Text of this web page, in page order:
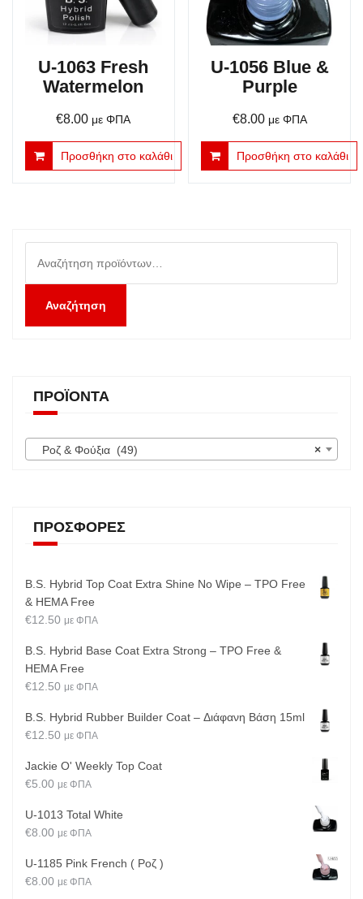
U-1063 Fresh
Watermelon
€8.00 με ΦΠΑ
Προσθήκη στο καλάθι
U-1056 Blue &
Purple
€8.00 με ΦΠΑ
Προσθήκη στο καλάθι
για:
Αναζήτηση
ΠΡΟΪΌΝΤΑ
×
Ροζ & Φούξια (49)
ΠΡΟΣΦΟΡΈΣ
B.S. Hybrid Top Coat Extra Shine No Wipe – TPO Free
& HEMA Free
€12.50 με ΦΠΑ
B.S. Hybrid Base Coat Extra Strong – TPO Free &
HEMA Free
€12.50 με ΦΠΑ
B.S. Hybrid Rubber Builder Coat – Διάφανη Βάση 15ml
€12.50 με ΦΠΑ
Jackie O' Weekly Top Coat
€5.00 με ΦΠΑ
U-1013 Total White
€8.00 με ΦΠΑ
U-1185 Pink French ( Ροζ )
€8.00 με ΦΠΑ